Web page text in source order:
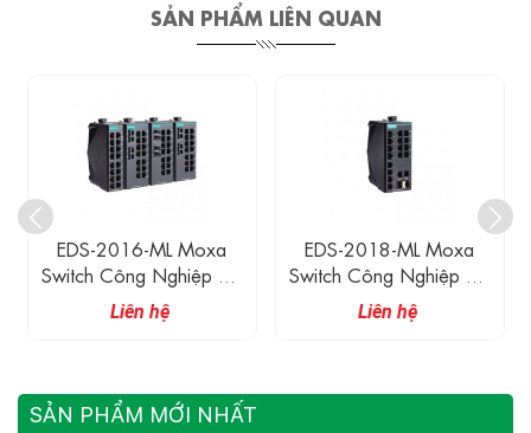
SẢN PHẨM LIÊN QUAN
EDS-2016-ML Moxa
Switch Công Nghiệp 16
Cổng 10/100M
Liên hệ
EDS-2018-ML Moxa
Switch Công Nghiệp 16
Cổng 10/100M
Liên hệ
SẢN PHẨM MỚI NHẤT